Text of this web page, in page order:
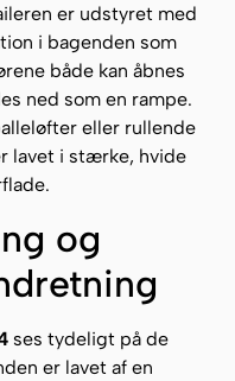
er udstyret med
i bagenden som
både kan åbnes
ned som en rampe.
eller rullende
lavet i stærke, hvide
og
ses tydeligt på de
er lavet af en